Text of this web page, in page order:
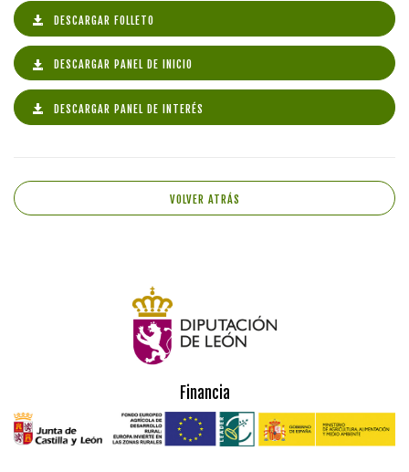
DESCARGAR FOLLETO
DESCARGAR PANEL DE INICIO
DESCARGAR PANEL DE INTERÉS
VOLVER ATRÁS
Financia